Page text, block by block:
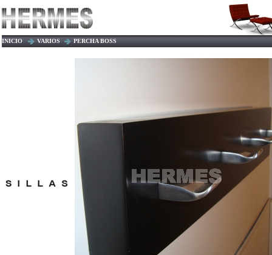
INICIO VARIOS PERCHA BOSS